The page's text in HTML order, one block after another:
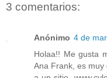
3 comentarios:
Anónimo 4 de
Holaa!! Me gusta
Ana Frank, es muy